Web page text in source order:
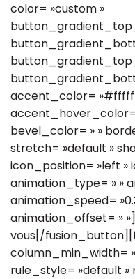
color= »custom »
accent_color=
accent_hover_color=
bevel_color= » »
stretch= »default »
icon_position= »left »
animation_type= » »
animation_speed=
animation_offset= »
vous[/
column_min_width=
rule_style= »default »